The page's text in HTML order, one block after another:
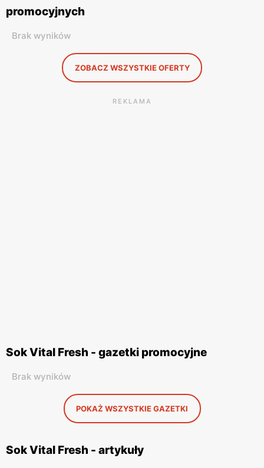
promocyjnych
Brak wyników
ZOBACZ WSZYSTKIE OFERTY
REKLAMA
Sok Vital Fresh - gazetki promocyjne
Brak wyników
POKAŻ WSZYSTKIE GAZETKI
Sok Vital Fresh - artykuły